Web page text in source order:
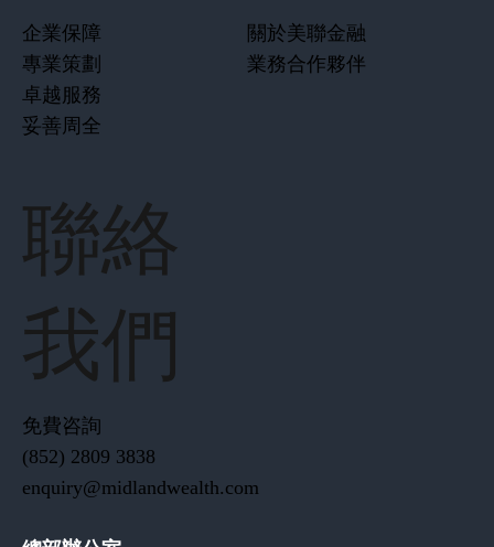
企業保障
專業策劃
卓越服務
妥善周全
關於美聯金融
業務合作夥伴
聯絡
我們
免費咨詢
(852) 2809 3838
enquiry@midlandwealth.com